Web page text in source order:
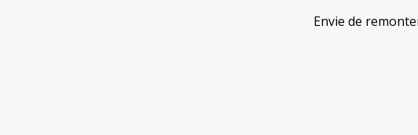
Envie de